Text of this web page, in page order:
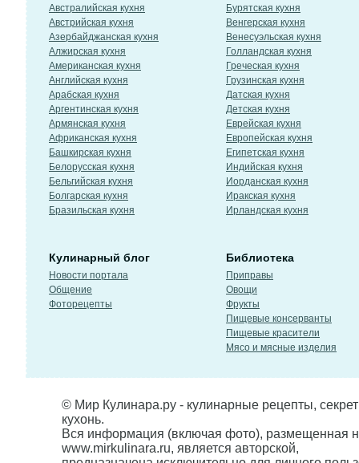
Австралийская кухня
Австрийская кухня
Азербайджанская кухня
Алжирская кухня
Американская кухня
Английская кухня
Арабская кухня
Аргентинская кухня
Армянская кухня
Африканская кухня
Башкирская кухня
Белорусская кухня
Бельгийская кухня
Болгарская кухня
Бразильская кухня
Бурятская кухня
Венгерская кухня
Венесуэльская кухня
Голландская кухня
Греческая кухня
Грузинская кухня
Датская кухня
Детская кухня
Еврейская кухня
Европейская кухня
Египетская кухня
Индийская кухня
Иорданская кухня
Иракская кухня
Ирландская кухня
Кулинарный блог
Новости портала
Общение
Фоторецепты
Библиотека
Приправы
Овощи
Фрукты
Пищевые консерванты
Пищевые красители
Мясо и мясные изделия
© Мир Кулинара.ру - кулинарные рецепты,
кухонь.
Вся информация (включая фото), размещенная
www.mirkulinara.ru, является авторской,